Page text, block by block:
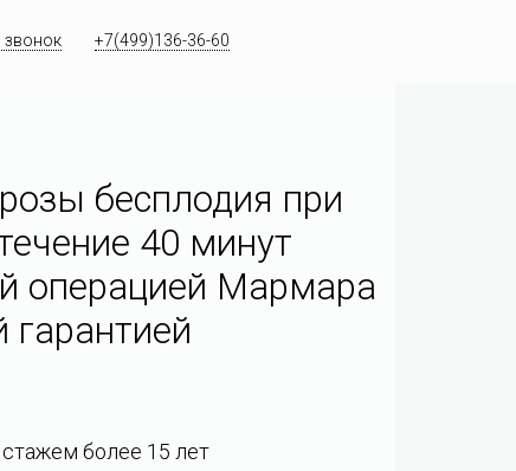
звонок +7(499)136-36-60
бесплодия при
40 минут
операцией Мармара
более 15 лет